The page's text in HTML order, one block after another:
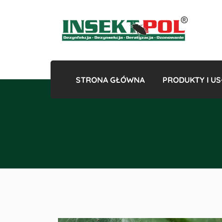
STRONA GŁÓWNA PRODUKTY I